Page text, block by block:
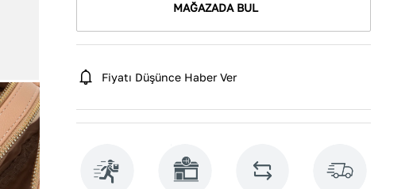
MAĞAZADA BUL
Fiyatı Düşünce Haber Ver